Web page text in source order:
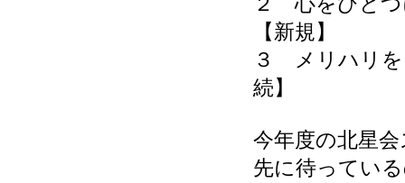
【新規】
３ メリハリを
続】
今年度の北星
先に待ってい